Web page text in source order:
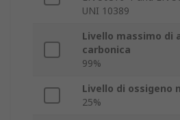
UNI 10389
Livello massimo di
carbonica
99%
Livello di ossigeno
25%